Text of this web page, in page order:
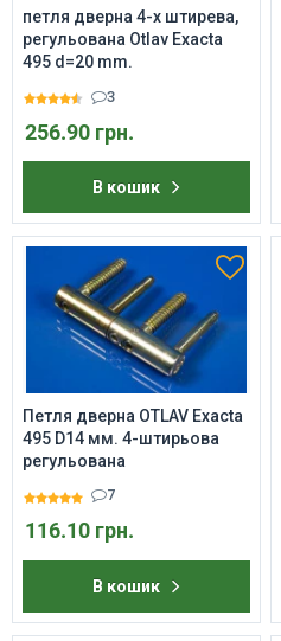
петля дверна 4-х штирева,
регульована Otlav Exacta
495 d=20 mm.
256.90 грн.
3
В кошик
Петля дверна OTLAV Exacta
495 D14 мм. 4-штирьова
регульована
116.10 грн.
7
В кошик